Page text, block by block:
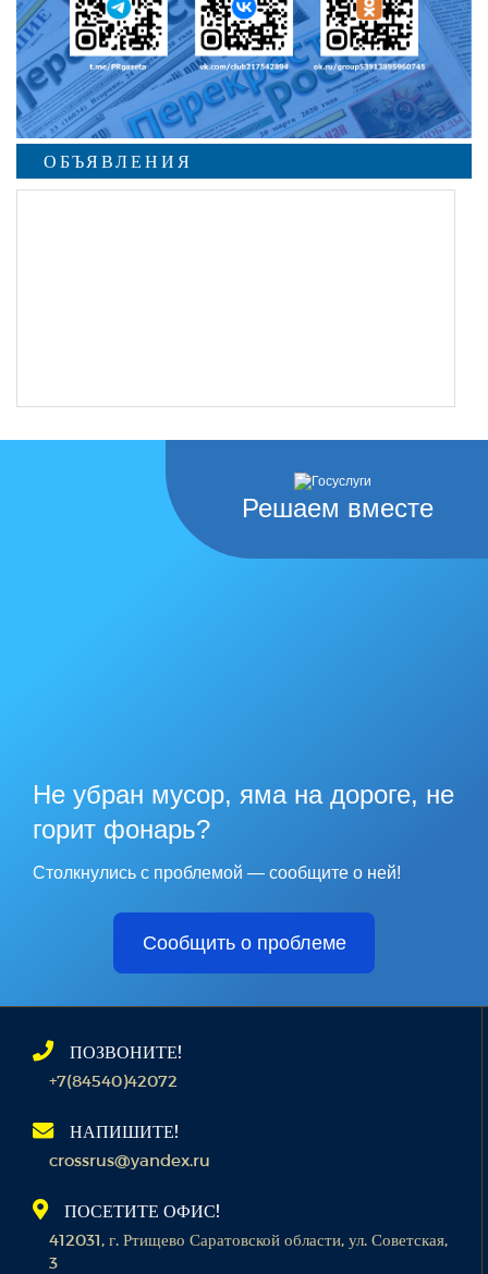
ОБЪЯВЛЕНИЯ
Решаем вместе
Не убран мусор, яма на дороге, не
горит фонарь?
Столкнулись с проблемой — сообщите о ней!
Сообщить о проблеме
ПОЗВОНИТЕ!
+7(84540)42072
НАПИШИТЕ!
crossrus@yandex.ru
ПОСЕТИТЕ ОФИС!
412031, г. Ртищево Саратовской области, ул. Советская,
3